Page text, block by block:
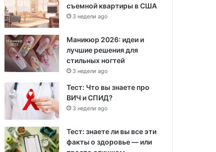
съемной квартиры в США
3 недели ago
Маникюр 2026: идеи и
лучшие решения для
стильных ногтей
3 недели ago
Тест: Что вы знаете про
ВИЧ и СПИД?
3 недели ago
Тест: знаете ли вы все эти
факты о здоровье — или